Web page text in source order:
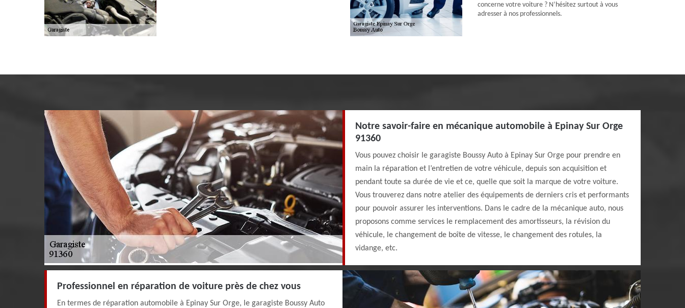
concerne votre voiture ? N’hésitez surtout à vous
adresser à nos professionnels.
Notre savoir-faire en mécanique automobile à Epinay Sur Orge
91360
Vous pouvez choisir le garagiste Boussy Auto à Epinay Sur Orge pour prendre en
main la réparation et l’entretien de votre véhicule, depuis son acquisition et
pendant toute sa durée de vie et ce, quelle que soit la marque de votre voiture.
Vous trouverez dans notre atelier des équipements de derniers cris et performants
pour pouvoir assurer les interventions. Dans le cadre de la mécanique auto, nous
proposons comme services le remplacement des amortisseurs, la révision du
véhicule, le changement de boîte de vitesse, le changement des rotules, la
vidange, etc.
Professionnel en réparation de voiture près de chez vous
En termes de réparation automobile à Epinay Sur Orge, le garagiste Boussy Auto